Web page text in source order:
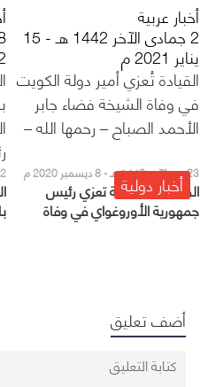
أخبار عربية
2 جمادى الآخر 1442 هـ - 15
يناير 2021 م
القيادة تُعزي أمير دولة الكويت
في وفاة الشيخة فضاء جابر
الأحمد الصباح – رحمها الله –
12
أخبار دولية23 ربيع الآخر 1442 هـ - 8 ديسمبر 2020 م
القيادة السعودية تعزي رئيس
جمهورية الأوروغواي في وفاة
رئيس الجمهورية السابق
22 ربيع
أضف تعليق